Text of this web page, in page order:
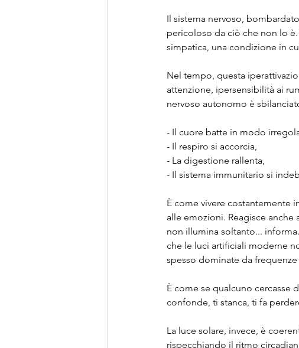
Il sistema nervoso,
pericoloso da ciò che non lo
simpatica, una condizione in
Nel tempo, questa
attenzione, ipersensibilità ai
nervoso autonomo è
- Il cuore batte in modo
- Il respiro si accorcia,
- La digestione rallenta,
- Il sistema immunitario si
È come vivere costantemente
alle emozioni. Reagisce
non illumina soltanto...
che le luci artificiali moderne
spesso dominate da
È come se qualcuno
confonde, ti stanca, ti fa
La luce solare, invece, è
rispecchiando il ritmo